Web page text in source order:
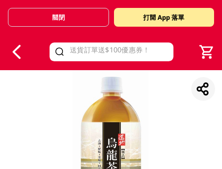
Valid Until 30 June 2026
關閉 打開 App 落單